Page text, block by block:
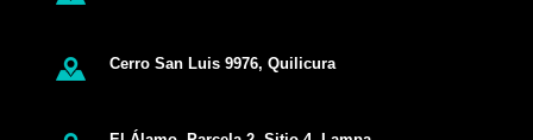
Cerro San Luis 9976, Quilicura